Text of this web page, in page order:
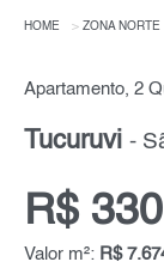
HOME ZONA NORTE
Tucuruvi -
R$
Valor m²: R$